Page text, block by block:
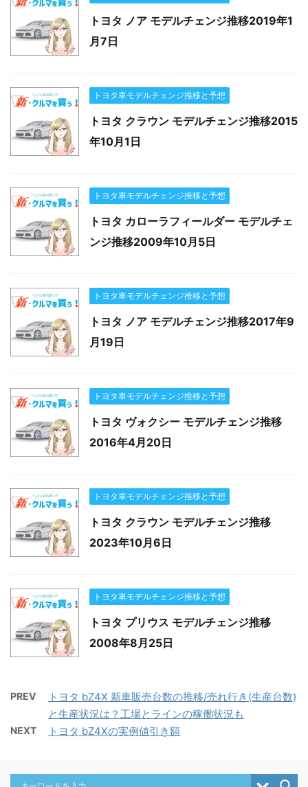
トヨタ ノア モデルチェンジ推移2019年1
月7日
トヨタ車モデルチェンジ推移と予想
トヨタ クラウン モデルチェンジ推移2015
年10月1日
トヨタ車モデルチェンジ推移と予想
トヨタ カローラフィールダー モデルチェ
ンジ推移2009年10月5日
トヨタ車モデルチェンジ推移と予想
トヨタ ノア モデルチェンジ推移2017年9
月19日
トヨタ車モデルチェンジ推移と予想
トヨタ ヴォクシー モデルチェンジ推移
2016年4月20日
トヨタ車モデルチェンジ推移と予想
トヨタ クラウン モデルチェンジ推移
2023年10月6日
トヨタ車モデルチェンジ推移と予想
トヨタ プリウス モデルチェンジ推移
2008年8月25日
PREV
トヨタ bZ4X 新車販売台数の推移/売れ行き(生産台数)
と生産状況は？工場とラインの稼働状況も
NEXT トヨタ bZ4Xの実例値引き額